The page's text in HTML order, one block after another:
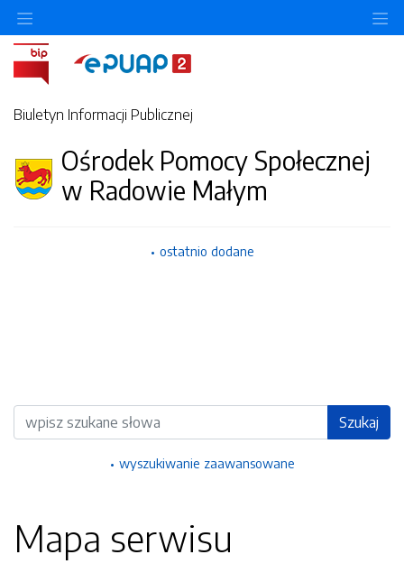
Biuletyn Informacji Publicznej
Ośrodek Pomocy Społecznej
w Radowie Małym
ostatnio dodane
Wyszukiwarka Szukaj
wyszukiwanie zaawansowane
Mapa serwisu